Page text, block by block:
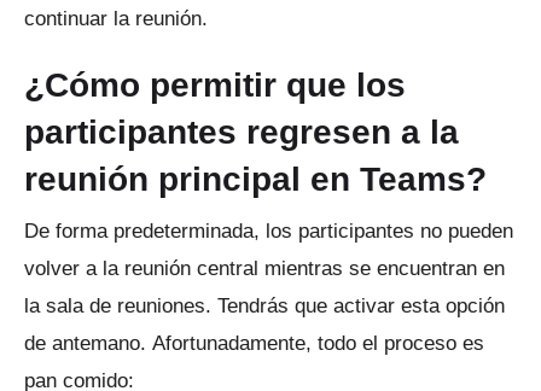
continuar la reunión.
¿Cómo permitir que los
participantes regresen a la
reunión principal en Teams?
De forma predeterminada, los participantes no pueden
volver a la reunión central mientras se encuentran en
la sala de reuniones. Tendrás que activar esta opción
de antemano. Afortunadamente, todo el proceso es
pan comido: